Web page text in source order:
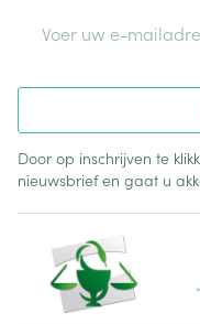
Door op inschrijven te
nieuwsbrief en gaat u